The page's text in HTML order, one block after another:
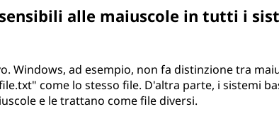
alle maiuscole in tutti i
Windows, ad esempio, non fa distinzione tra
come lo stesso file. D'altra parte, i sistemi
e le trattano come file diversi.